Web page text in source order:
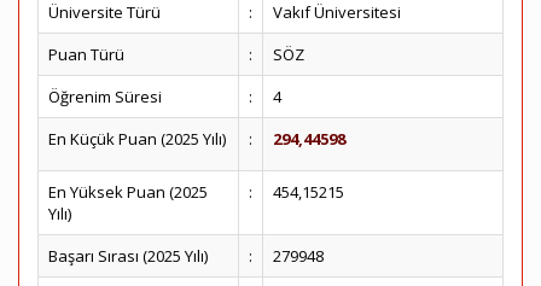
Üniversite Türü
:
Vakıf Üniversitesi
Puan Türü
:
SÖZ
Öğrenim Süresi
:
4
En Küçük Puan (2025 Yılı)
: 294,44598
En Yüksek Puan (2025
Yılı)
: 454,15215
Başarı Sırası (2025 Yılı) :
279948